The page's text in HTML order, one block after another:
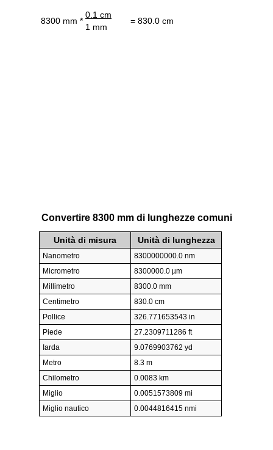
8300 mm *
0.1 cm
= 830.0 cm
1 mm
Convertire 8300 mm di lunghezze comuni
Unità di misura Unità di lunghezza
Nanometro
8300000000.0 nm
Micrometro
8300000.0 µm
Millimetro
8300.0 mm
Centimetro
830.0 cm
Pollice
326.771653543 in
Piede
27.2309711286 ft
Iarda
9.0769903762 yd
Metro
8.3 m
Chilometro
0.0083 km
Miglio
0.0051573809 mi
Miglio nautico
0.0044816415 nmi